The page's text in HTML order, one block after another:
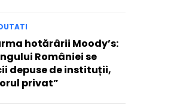
hotărârii Moody’s:
României se
depuse de instituții,
privat”